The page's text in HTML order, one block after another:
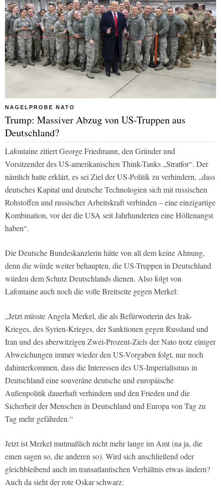
NAGELPROBE NATO
Trump: Massiver Abzug von US-Truppen aus
Deutschland?
Lafontaine zitiert George Friedmann, den Gründer und
Vorsitzender des US-amerikanischen Think-Tanks „Stratfor“. Der
nämlich hatte erklärt, es sei Ziel der US-Politik zu verhindern, „dass
deutsches Kapital und deutsche Technologien sich mit russischen
Rohstoffen und russischer Arbeitskraft verbinden – eine einzigartige
Kombination, vor der die USA seit Jahrhunderten eine Höllenangst
haben“.
Die Deutsche Bundeskanzlerin hätte von all dem keine Ahnung,
denn die würde weiter behaupten, die US-Truppen in Deutschland
würden dem Schutz Deutschlands dienen. Also folgt von
Lafontaine auch noch die volle Breitseite gegen Merkel:
„Jetzt müsste Angela Merkel, die als Befürworterin des Irak-
Krieges, des Syrien-Krieges, der Sanktionen gegen Russland und
Iran und des aberwitzigen Zwei-Prozent-Ziels der Nato trotz einiger
Abweichungen immer wieder den US-Vorgaben folgt, nur noch
dahinterkommen, dass die Interessen des US-Imperialismus in
Deutschland eine souveräne deutsche und europäische
Außenpolitik dauerhaft verhindern und den Frieden und die
Sicherheit der Menschen in Deutschland und Europa von Tag zu
Tag mehr gefährden.“
Jetzt ist Merkel mutmaßlich nicht mehr lange im Amt (na ja, die
einen sagen so, die anderen so). Wird sich anschließend oder
gleichbleibend auch im transatlantischen Verhältnis etwas ändern?
Auch da sieht der rote Oskar schwarz: